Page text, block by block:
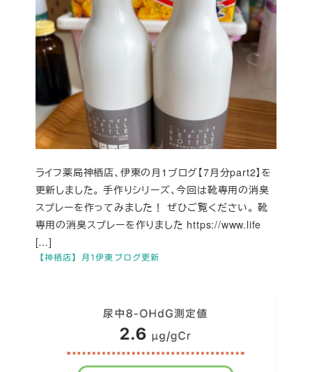
【神栖店】月1伊東ブログ更新
ライフ薬局神栖店、伊東の月1ブログ【7月分part2】を
更新しました。 手作りシリーズ、今回は靴専用の消臭
スプレーを作ってみました！ ぜひご覧ください。 靴
専用の消臭スプレーを作りました https://www.life
[…]